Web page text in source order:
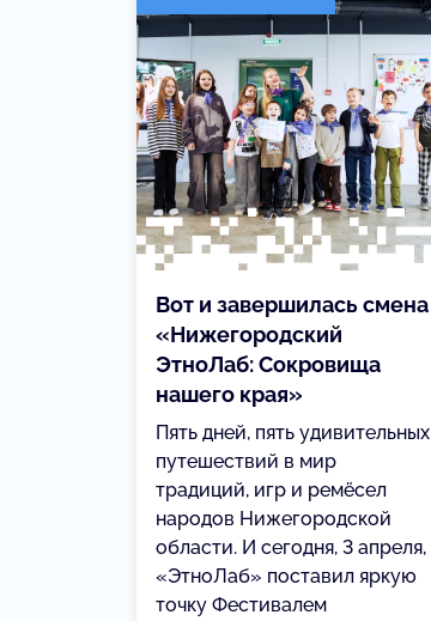
Вот и завершилась смена
«Нижегородский
ЭтноЛаб: Сокровища
нашего края»
Пять дней, пять удивительных
путешествий в мир
традиций, игр и ремёсел
народов Нижегородской
области. И сегодня, 3 апреля,
«ЭтноЛаб» поставил яркую
точку Фестивалем